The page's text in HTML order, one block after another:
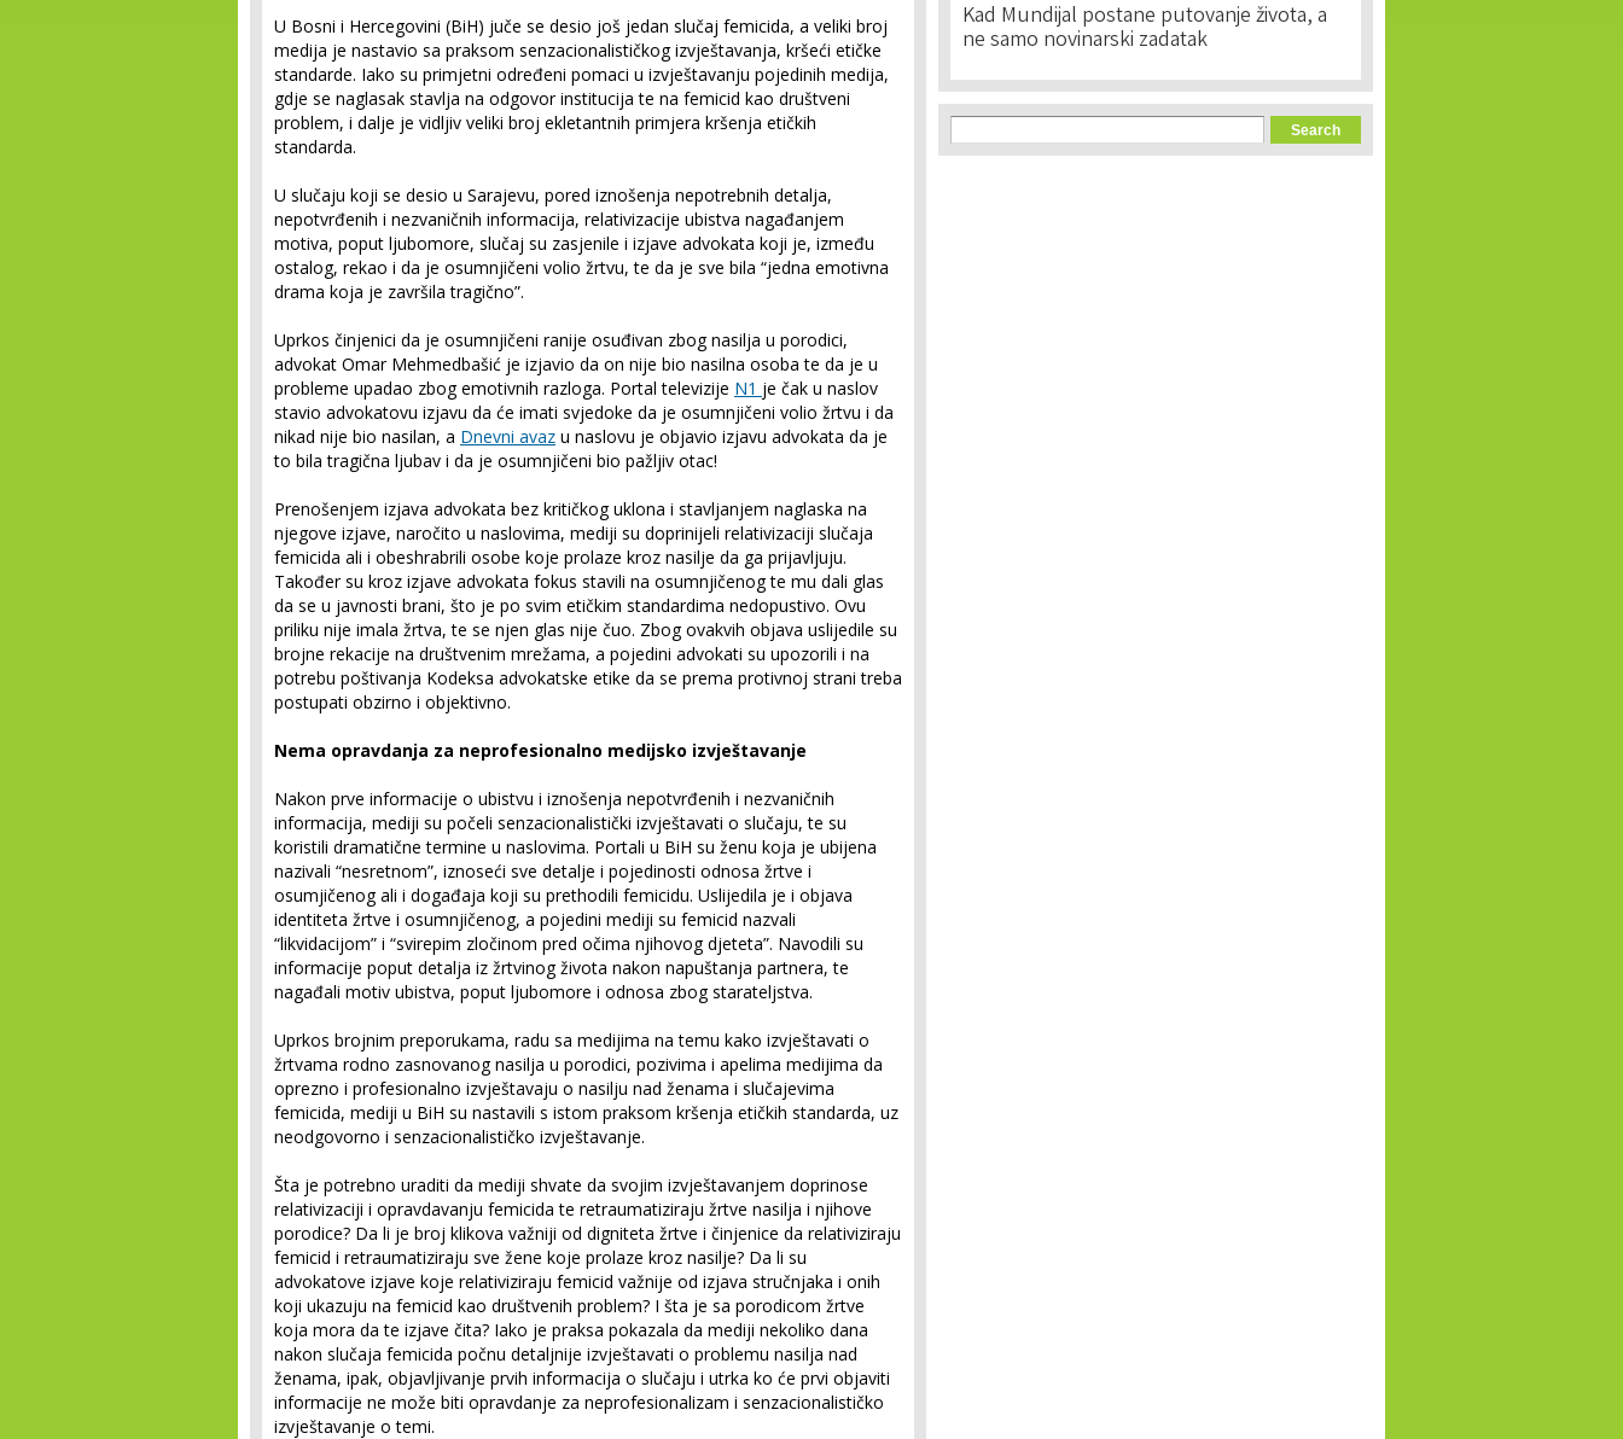
U Bosni i Hercegovini (BiH) juče se desio još jedan slučaj femicida, a veliki broj
medija je nastavio sa praksom senzacionalističkog izvještavanja, kršeći etičke
standarde. Iako su primjetni određeni pomaci u izvještavanju pojedinih medija,
gdje se naglasak stavlja na odgovor institucija te na femicid kao društveni
problem, i dalje je vidljiv veliki broj ekletantnih primjera kršenja etičkih
standarda.
U slučaju koji se desio u Sarajevu, pored iznošenja nepotrebnih detalja,
nepotvrđenih i nezvaničnih informacija, relativizacije ubistva nagađanjem
motiva, poput ljubomore, slučaj su zasjenile i izjave advokata koji je, između
ostalog, rekao i da je osumnjičeni volio žrtvu, te da je sve bila “jedna emotivna
drama koja je završila tragično”.
Uprkos činjenici da je osumnjičeni ranije osuđivan zbog nasilja u porodici,
advokat Omar Mehmedbašić je izjavio da on nije bio nasilna osoba te da je u
probleme upadao zbog emotivnih razloga. Portal televizije N1 je čak u naslov
stavio advokatovu izjavu da će imati svjedoke da je osumnjičeni volio žrtvu i da
nikad nije bio nasilan, a Dnevni avaz u naslovu je objavio izjavu advokata da je
to bila tragična ljubav i da je osumnjičeni bio pažljiv otac!
Prenošenjem izjava advokata bez kritičkog uklona i stavljanjem naglaska na
njegove izjave, naročito u naslovima, mediji su doprinijeli relativizaciji slučaja
femicida ali i obeshrabrili osobe koje prolaze kroz nasilje da ga prijavljuju.
Također su kroz izjave advokata fokus stavili na osumnjičenog te mu dali glas
da se u javnosti brani, što je po svim etičkim standardima nedopustivo. Ovu
priliku nije imala žrtva, te se njen glas nije čuo. Zbog ovakvih objava uslijedile su
brojne rekacije na društvenim mrežama, a pojedini advokati su upozorili i na
potrebu poštivanja Kodeksa advokatske etike da se prema protivnoj strani treba
postupati obzirno i objektivno.
Nema opravdanja za neprofesionalno medijsko izvještavanje
Nakon prve informacije o ubistvu i iznošenja nepotvrđenih i nezvaničnih
informacija, mediji su počeli senzacionalistički izvještavati o slučaju, te su
koristili dramatične termine u naslovima. Portali u BiH su ženu koja je ubijena
nazivali “nesretnom”, iznoseći sve detalje i pojedinosti odnosa žrtve i
osumjičenog ali i događaja koji su prethodili femicidu. Uslijedila je i objava
identiteta žrtve i osumnjičenog, a pojedini mediji su femicid nazvali
“likvidacijom” i “svirepim zločinom pred očima njihovog djeteta”. Navodili su
informacije poput detalja iz žrtvinog života nakon napuštanja partnera, te
nagađali motiv ubistva, poput ljubomore i odnosa zbog starateljstva.
Uprkos brojnim preporukama, radu sa medijima na temu kako izvještavati o
žrtvama rodno zasnovanog nasilja u porodici, pozivima i apelima medijima da
oprezno i profesionalno izvještavaju o nasilju nad ženama i slučajevima
femicida, mediji u BiH su nastavili s istom praksom kršenja etičkih standarda, uz
neodgovorno i senzacionalističko izvještavanje.
Šta je potrebno uraditi da mediji shvate da svojim izvještavanjem doprinose
relativizaciji i opravdavanju femicida te retraumatiziraju žrtve nasilja i njihove
porodice? Da li je broj klikova važniji od digniteta žrtve i činjenice da relativiziraju
femicid i retraumatiziraju sve žene koje prolaze kroz nasilje? Da li su
advokatove izjave koje relativiziraju femicid važnije od izjava stručnjaka i onih
koji ukazuju na femicid kao društvenih problem? I šta je sa porodicom žrtve
koja mora da te izjave čita? Iako je praksa pokazala da mediji nekoliko dana
nakon slučaja femicida počnu detaljnije izvještavati o problemu nasilja nad
ženama, ipak, objavljivanje prvih informacija o slučaju i utrka ko će prvi objaviti
informacije ne može biti opravdanje za neprofesionalizam i senzacionalističko
izvještavanje o temi.
Kad Mundijal postane putovanje života, a
ne samo novinarski zadatak
Search form
Search